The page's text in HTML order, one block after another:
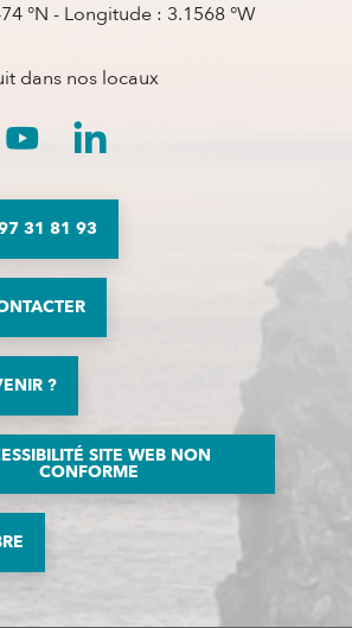
°N - Longitude : 3.1568 °W
dans nos locaux
31 81 93
?
SITE WEB NON
CONFORME